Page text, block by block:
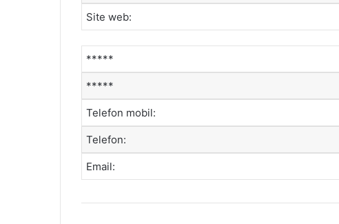
Site web:
*****
*****
Telefon mobil:
Telefon:
Email: